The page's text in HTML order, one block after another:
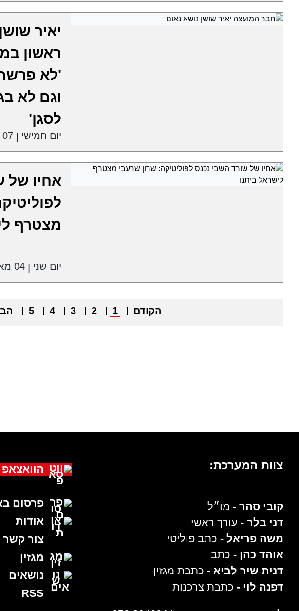
יאיר
ראשון
'לא
וגם לא
לסגן'
יום חמישי 07 מאי 2026
אחיו של
מצטרף
יום שני 04 מאי 2026
הקודם 1
2
3
4
5
פרסום
אודות
צור קשר
מגזין
נושאים
RSS
צוות המערכת:
קובי סהר - מו״ל
דני בלר - עורך ראשי
משה פריאל - כתב פוליטי
אוהד כהן - כתב
דנית שיר לביא - כתבת מגזין
דפנה לוי - כתבת צרכנות